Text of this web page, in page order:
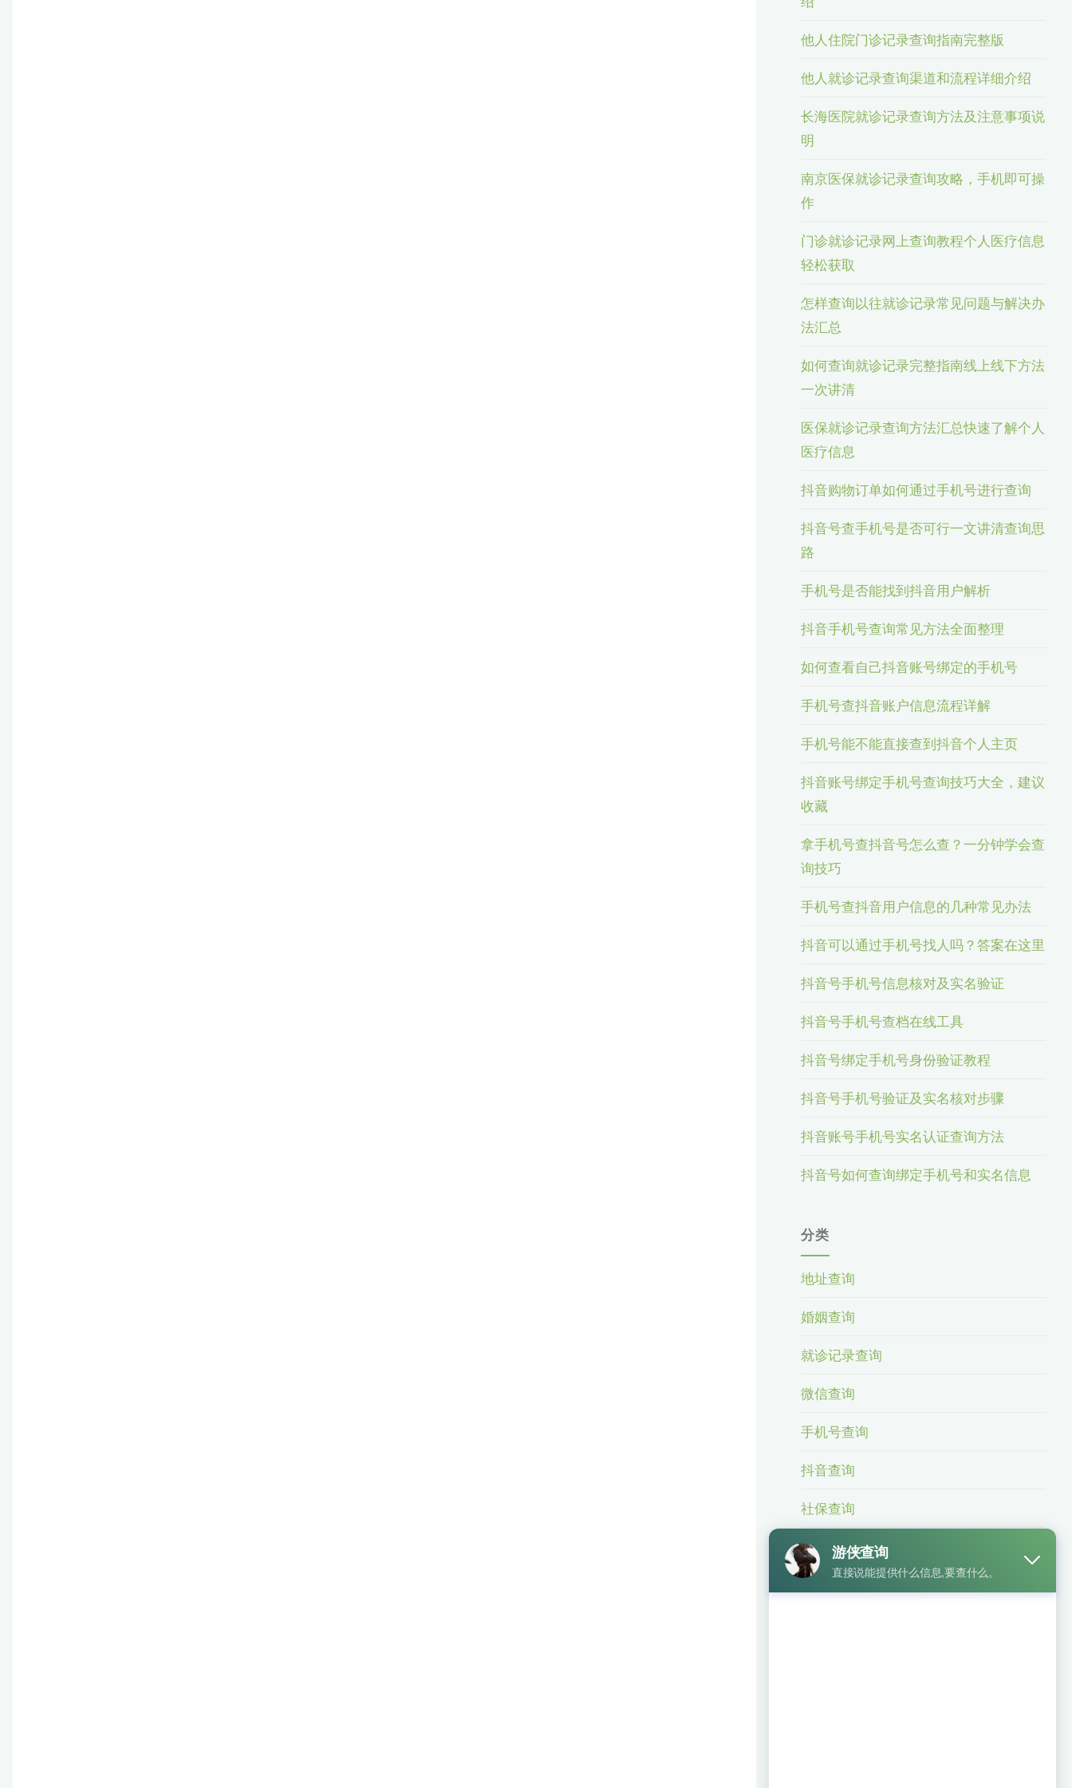
他人住院门诊记录查询指南完整版
他人就诊记录查询渠道和流程详细介绍
长海医院就诊记录查询方法及注意事项说
明
南京医保就诊记录查询攻略，手机即可操
作
门诊就诊记录网上查询教程个人医疗信息
轻松获取
怎样查询以往就诊记录常见问题与解决办
法汇总
如何查询就诊记录完整指南线上线下方法
一次讲清
医保就诊记录查询方法汇总快速了解个人
医疗信息
抖音购物订单如何通过手机号进行查询
抖音号查手机号是否可行一文讲清查询思
路
手机号是否能找到抖音用户解析
抖音手机号查询常见方法全面整理
如何查看自己抖音账号绑定的手机号
手机号查抖音账户信息流程详解
手机号能不能直接查到抖音个人主页
抖音账号绑定手机号查询技巧大全，建议
收藏
拿手机号查抖音号怎么查？一分钟学会查
询技巧
手机号查抖音用户信息的几种常见办法
抖音可以通过手机号找人吗？答案在这里
抖音号手机号信息核对及实名验证
抖音号手机号查档在线工具
抖音号绑定手机号身份验证教程
抖音号手机号验证及实名核对步骤
抖音账号手机号实名认证查询方法
抖音号如何查询绑定手机号和实名信息
分类
地址查询
婚姻查询
就诊记录查询
微信查询
手机号查询
抖音查询
社保查询
身份信息查询